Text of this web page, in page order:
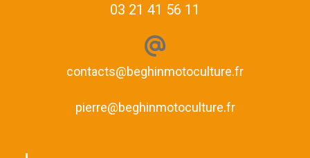
03 21 41 56 11
contacts@beghinmotoculture.fr
pierre@beghinmotoculture.fr